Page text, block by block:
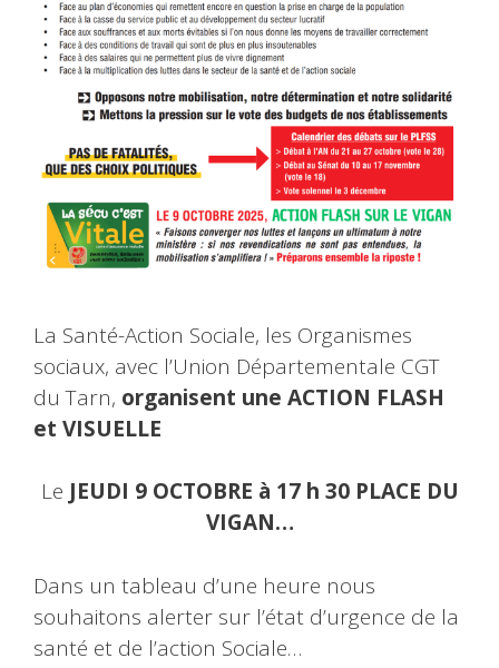
La Santé-Action Sociale, les Organismes
sociaux, avec l’Union Départementale CGT
du Tarn, organisent une ACTION FLASH
et VISUELLE
Le JEUDI 9 OCTOBRE à 17 h 30 PLACE DU
VIGAN…
Dans un tableau d’une heure nous
souhaitons alerter sur l’état d’urgence de la
santé et de l’action Sociale…